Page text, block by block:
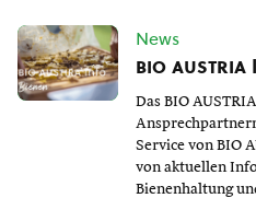
News
bio austria
Das BIO
Service von BIO
von aktuellen
Bienenhaltung